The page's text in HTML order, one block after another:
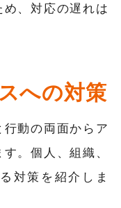
め、対応の遅れは
への対策
動の両面からア
。個人、組織、
対策を紹介しま